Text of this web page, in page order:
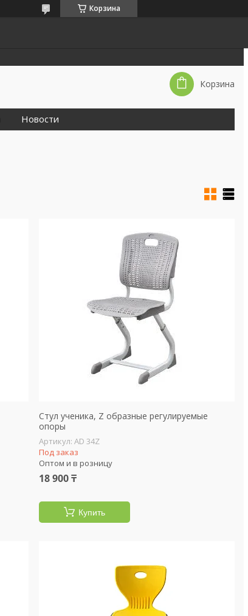
Корзина
Корзина
Новости
Стул ученика, Z образные регулируемые
опоры
AD 34Z
Под заказ
Оптом и в розницу
18 900 ₸
Купить